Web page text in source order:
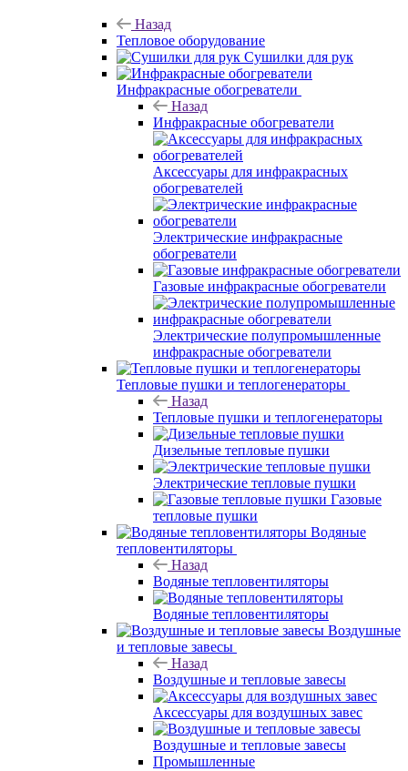
Назад
Тепловое оборудование
Сушилки для рук
Инфракрасные обогреватели
Назад
Инфракрасные обогреватели
Аксессуары для инфракрасных
обогревателей
Электрические инфракрасные
обогреватели
Газовые инфракрасные обогреватели
Электрические полупромышленные
инфракрасные обогреватели
Тепловые пушки и теплогенераторы
Назад
Тепловые пушки и теплогенераторы
Дизельные тепловые пушки
Электрические тепловые пушки
Газовые
тепловые пушки
Водяные
тепловентиляторы
Назад
Водяные тепловентиляторы
Водяные тепловентиляторы
Воздушные
и тепловые завесы
Назад
Воздушные и тепловые завесы
Аксессуары для воздушных завес
Воздушные и тепловые завесы
Промышленные